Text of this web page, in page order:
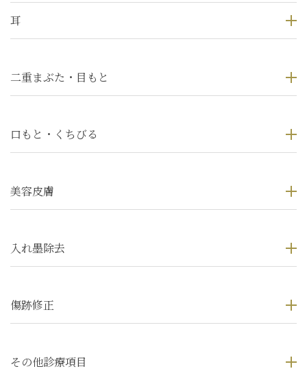
耳
二重まぶた・目もと
口もと・くちびる
美容皮膚
入れ墨除去
傷跡修正
その他診療項目